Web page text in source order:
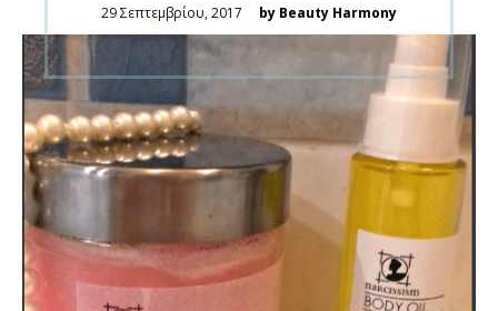
Posted
29 Σεπτεμβρίου, 2017 by Beauty Harmony